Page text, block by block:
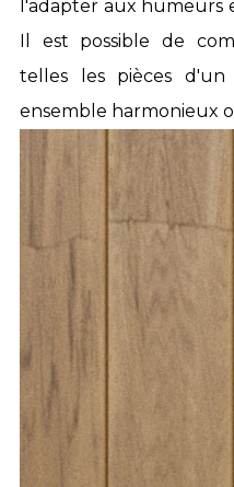
l'adapter aux humeurs
Il est possible de
telles les pièces
ensemble harmonieux